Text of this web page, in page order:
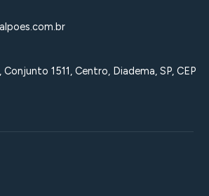
Conjunto 1511, Centro, Diadema, SP, CEP